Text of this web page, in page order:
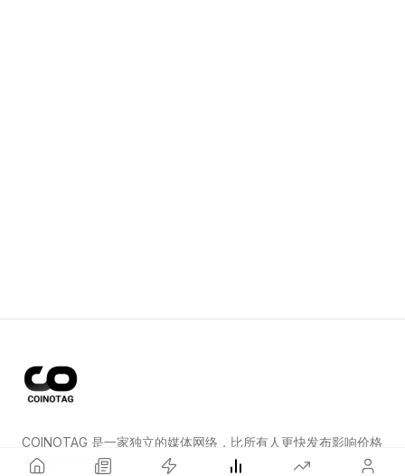
COINOTAG 是一家独立的媒体网络，比所有人更快发布影响价格
的加密货币新闻。